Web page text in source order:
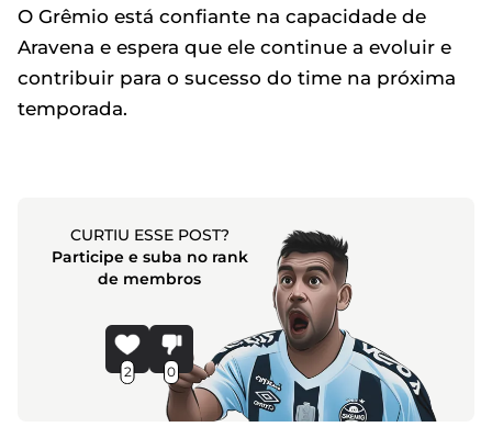
O Grêmio está confiante na capacidade de
Aravena e espera que ele continue a evoluir e
contribuir para o sucesso do time na próxima
temporada.
CURTIU ESSE POST?
Participe e suba no rank
de membros
2 0